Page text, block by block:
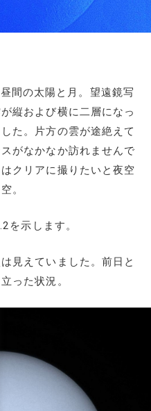
間の太陽と月。望遠鏡写
縦および横に二層になっ
た。片方の雲が途絶えて
がなかなか訪れませんで
クリアに撮りたいと夜空
。
を示します。
見えていました。前日と
った状況。